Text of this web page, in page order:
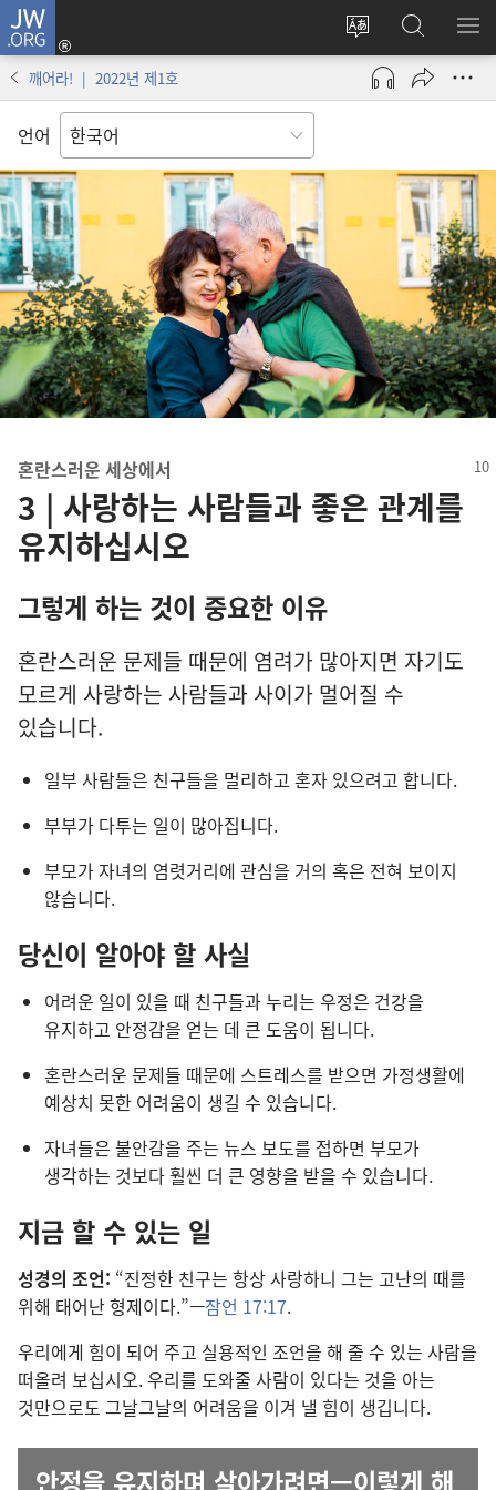
JW.ORG
사이트
언어
변경
로그인
(새로운
열기)
JW.ORG
검색
메
깨어라! | 2022년 제1호
언어
혼란스러운 세상에서
3 | 사랑하는 사람들과 좋은 관계를
유지하십시오
그렇게 하는 것이 중요한 이유
혼란스러운 문제들 때문에 염려가 많아지면 자기도
모르게 사랑하는 사람들과 사이가 멀어질 수
있습니다.
일부 사람들은 친구들을 멀리하고 혼자 있으려고 합니다.
부부가 다투는 일이 많아집니다.
부모가 자녀의 염렷거리에 관심을 거의 혹은 전혀 보이지
않습니다.
당신이 알아야 할 사실
어려운 일이 있을 때 친구들과 누리는 우정은 건강을
유지하고 안정감을 얻는 데 큰 도움이 됩니다.
혼란스러운 문제들 때문에 스트레스를 받으면 가정생활에
예상치 못한 어려움이 생길 수 있습니다.
자녀들은 불안감을 주는 뉴스 보도를 접하면 부모가
생각하는 것보다 훨씬 더 큰 영향을 받을 수 있습니다.
지금 할 수 있는 일
성경의 조언: “진정한 친구는 항상 사랑하니 그는 고난의 때를
위해 태어난 형제이다.”—잠언 17:17.
우리에게 힘이 되어 주고 실용적인 조언을 해 줄 수 있는 사람을
떠올려 보십시오. 우리를 도와줄 사람이 있다는 것을 아는
것만으로도 그날그날의 어려움을 이겨 낼 힘이 생깁니다.
안정을 유지하며 살아가려면​—이렇게 해